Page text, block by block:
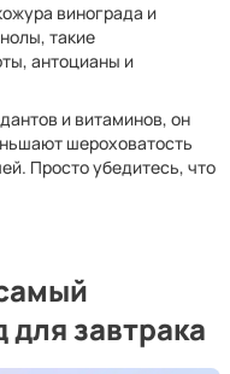
винограда и
такие
антоцианы и
и витаминов, он
шероховатость
Просто убедитесь, что
завтрака